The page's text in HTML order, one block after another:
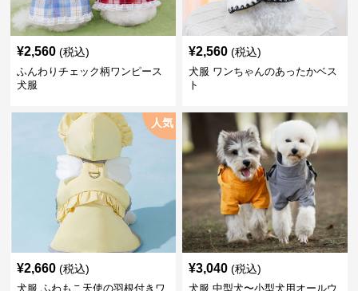
¥2,560 (税込)
ふんわりチェック柄ワンピース
犬服
¥2,560 (税込)
犬服 ワンちゃんのあったかベス
ト
人気
¥2,660 (税込)
犬服 ふわもこ天使の羽根付きワ
¥3,040 (税込)
犬服 中型犬〜小型犬用オールウ